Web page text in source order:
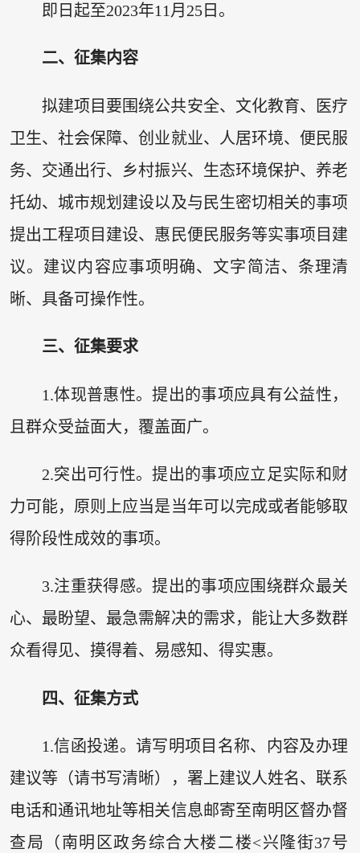
即日起至2023年11月25日。
二、征集内容
拟建项目要围绕公共安全、文化教育、医疗
卫生、社会保障、创业就业、人居环境、便民服
务、交通出行、乡村振兴、生态环境保护、养老
托幼、城市规划建设以及与民生密切相关的事项
提出工程项目建设、惠民便民服务等实事项目建
议。建议内容应事项明确、文字简洁、条理清
晰、具备可操作性。
三、征集要求
1.体现普惠性。提出的事项应具有公益性，
且群众受益面大，覆盖面广。
2.突出可行性。提出的事项应立足实际和财
力可能，原则上应当是当年可以完成或者能够取
得阶段性成效的事项。
3.注重获得感。提出的事项应围绕群众最关
心、最盼望、最急需解决的需求，能让大多数群
众看得见、摸得着、易感知、得实惠。
四、征集方式
1.信函投递。请写明项目名称、内容及办理
建议等（请书写清晰），署上建议人姓名、联系
电话和通讯地址等相关信息邮寄至南明区督办督
查局（南明区政务综合大楼二楼<兴隆街37号